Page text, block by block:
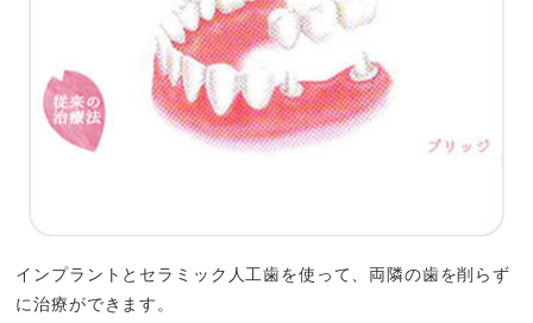
インプラントとセラミック人工歯を使って、両隣の歯を削らず
に治療ができます。